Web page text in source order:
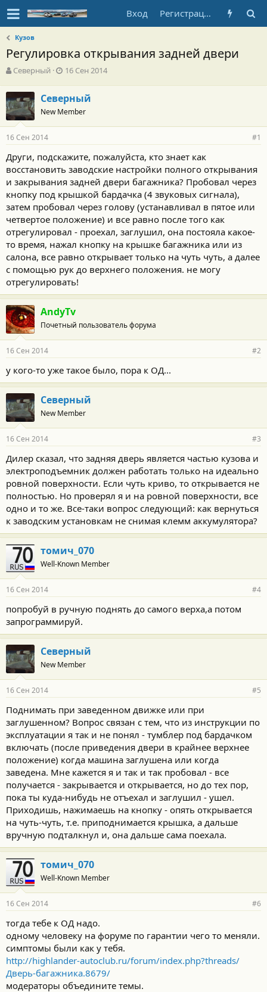
Вход Регистрация
Кузов
Регулировка открывания задней двери
А
т
о
р
т
е
м
ы
Северный
Д
а
н
а
л
16 Сен 2014
Северный
New Member
16 Сен 2014 #1
Други, подскажите, пожалуйста, кто знает как
восстановить заводские настройки полного открывания
и закрывания задней двери багажника? Пробовал через
кнопку под крышкой бардачка (4 звуковых сигнала),
затем пробовал через голову (устанавливал в пятое или
четвертое положение) и все равно после того как
отрегулировал - проехал, заглушил, она постояла какое-
то время, нажал кнопку на крышке багажника или из
салона, все равно открывает только на чуть чуть, а далее
с помощью рук до верхнего положения. не могу
отрегулировать!
AndyTv
Почетный пользователь форума
16 Сен 2014 #2
у кого-то уже такое было, пора к ОД...
Северный
New Member
16 Сен 2014 #3
Дилер сказал, что задняя дверь является частью кузова и
электроподъемник должен работать только на идеально
ровной поверхности. Если чуть криво, то открывается не
полностью. Но проверял я и на ровной поверхности, все
одно и то же. Все-таки вопрос следующий: как вернуться
к заводским установкам не снимая клемм аккумулятора?
томич_070
Well-Known Member
16 Сен 2014 #4
попробуй в ручную поднять до самого верха,а потом
запрограммируй.
Северный
New Member
16 Сен 2014 #5
Поднимать при заведенном движке или при
заглушенном? Вопрос связан с тем, что из инструкции по
эксплуатации я так и не понял - тумблер под бардачком
включать (после приведения двери в крайнее верхнее
положение) когда машина заглушена или когда
заведена. Мне кажется я и так и так пробовал - все
получается - закрывается и открывается, но до тех пор,
пока ты куда-нибудь не отъехал и заглушил - ушел.
Приходишь, нажимаешь на кнопку - опять открывается
на чуть-чуть, т.е. приподнимается крышка, а дальше
вручную подталкнул и, она дальше сама поехала.
томич_070
Well-Known Member
16 Сен 2014 #6
тогда тебе к ОД надо.
одному человеку на форуме по гарантии чего то меняли.
симптомы были как у тебя.
http://highlander-autoclub.ru/forum/index.php?threads/
Дверь-багажника.8679/
модераторы объедините темы.